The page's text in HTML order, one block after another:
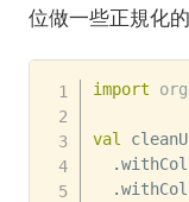
位做一些正規化
import org
val
.
.